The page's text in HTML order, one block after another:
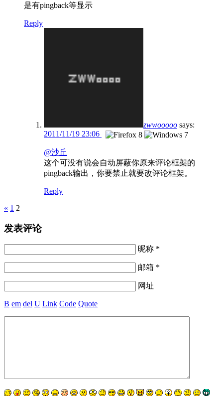
是有pingback等显示
Reply
zwwooooo says:
2011/11/19 23:06
@沙丘
这个可没有说会自动屏蔽你原来评论框架的
pingback输出，你要禁止就要改评论框架。
Reply
Pages
« 1 2
发表评论
昵称 *
邮箱 *
网址
B em del U Link Code Quote